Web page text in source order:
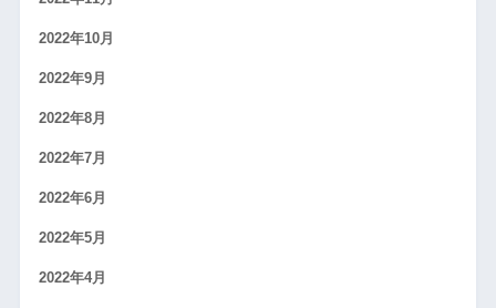
2022年10月
2022年9月
2022年8月
2022年7月
2022年6月
2022年5月
2022年4月